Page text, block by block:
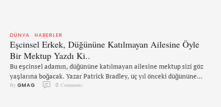
DÜNYA HABERLER
Eşcinsel Erkek, Düğününe Katılmayan Ailesine Öyle
Bir Mektup Yazdı Ki..
Bu eşcinsel adamın, düğününe katılmayan ailesine mektup sizi göz
yaşlarına boğacak. Yazar Patrick Bradley, üç yıl önceki düğününe
katılmayan ailesi hakkındaki hislerini açıkladı. Düğünden sonra
By GMAG 0 Comments